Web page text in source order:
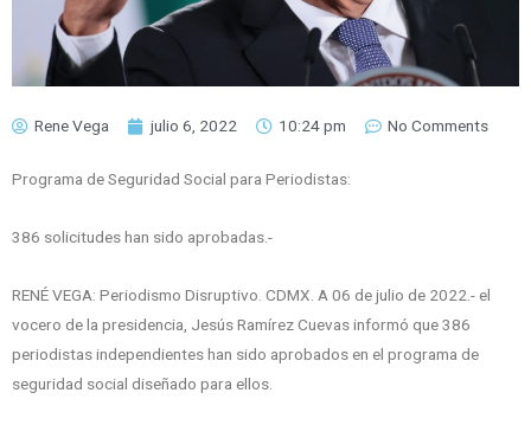
Rene Vega julio 6, 2022 10:24 pm No Comments
Programa de Seguridad Social para Periodistas:
386 solicitudes han sido aprobadas.-
RENÉ VEGA: Periodismo Disruptivo. CDMX. A 06 de julio de 2022.- el
vocero de la presidencia, Jesús Ramírez Cuevas informó que 386
periodistas independientes han sido aprobados en el programa de
seguridad social diseñado para ellos.